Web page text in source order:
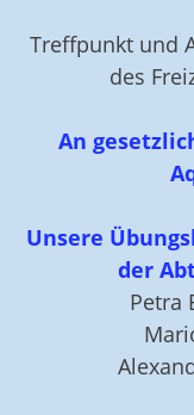
Treffpunkt und
des
An
Unsere
der
Petra